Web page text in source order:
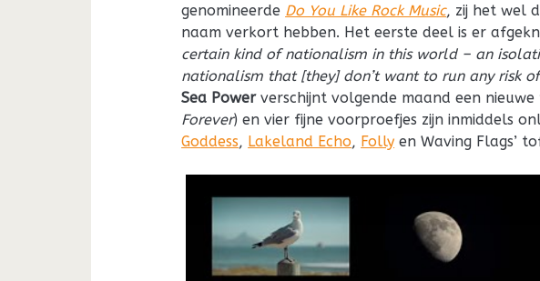
genomineerde Do You Like Rock Music, zij het wel
naam verkort hebben. Het eerste deel is er
certain kind of nationalism in this world – an
nationalism that [they] don’t want to run any risk
Sea Powerverschijnt volgende maand een
Forever) en vier fijne voorproefjes zijn inmiddels
Goddess, Lakeland Echo, Folly en Waving Flags’